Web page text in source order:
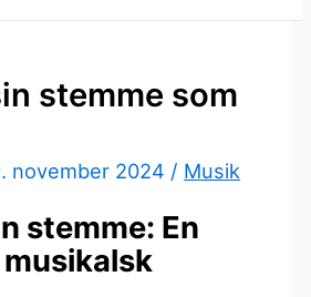
stemme som
november 2024 / Musik
stemme: En